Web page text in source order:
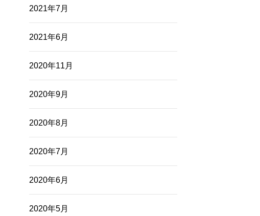
2021年7月
2021年6月
2020年11月
2020年9月
2020年8月
2020年7月
2020年6月
2020年5月